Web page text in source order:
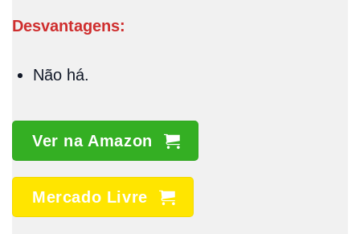
Desvantagens:
Não há.
Ver na Amazon
Mercado Livre